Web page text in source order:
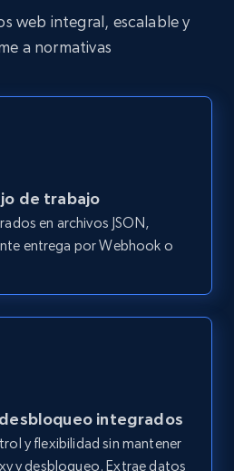
on zillow and use the
Address,
Bedrooms,
Title, Headline, Post
web integral, escalable y
a normativas
de trabajo
en archivos JSON,
entrega por Webhook o
integrados
y flexibilidad sin mantener
y desbloqueo. Extrae datos